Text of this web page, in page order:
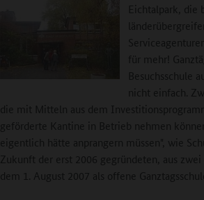
Eichtalpark, die
für mehr!
Besuchsschule
nicht einfach.
die mit Mitteln aus dem
geförderte Kantine in Betrieb nehmen
eigentlich hätte anprangern müssen", wie
Zukunft der erst 2006 gegründeten, aus
dem 1. August 2007 als offene